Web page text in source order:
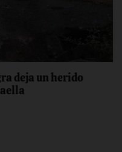
deja un herido